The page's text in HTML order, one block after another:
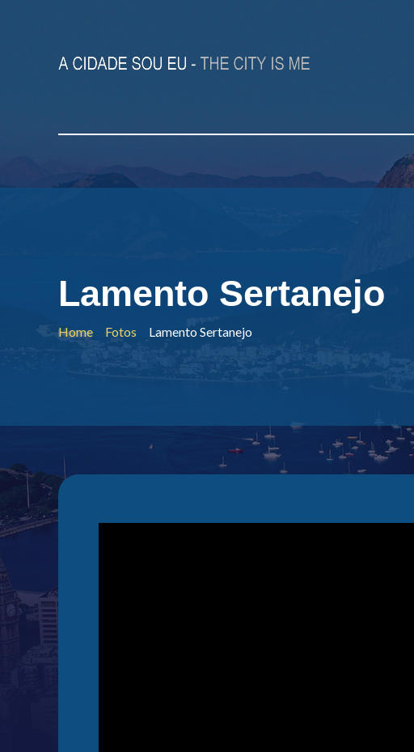
Lamento Sertanejo
Home Fotos Lamento Sertanejo